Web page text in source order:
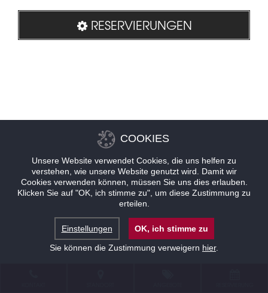
RESERVIERUNGEN
COOKIES
Unsere Website verwendet Cookies, die uns helfen zu
verstehen, wie unsere Website genutzt wird. Damit wir
Cookies verwenden können, müssen Sie uns dies erlauben.
Klicken Sie auf "OK, ich stimme zu", um diese Zustimmung zu
erteilen.
Einstellungen
OK, ich stimme zu
Sie können die Zustimmung verweigern hier.